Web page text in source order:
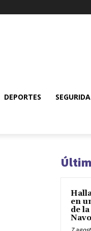
DEPORTES
en
de